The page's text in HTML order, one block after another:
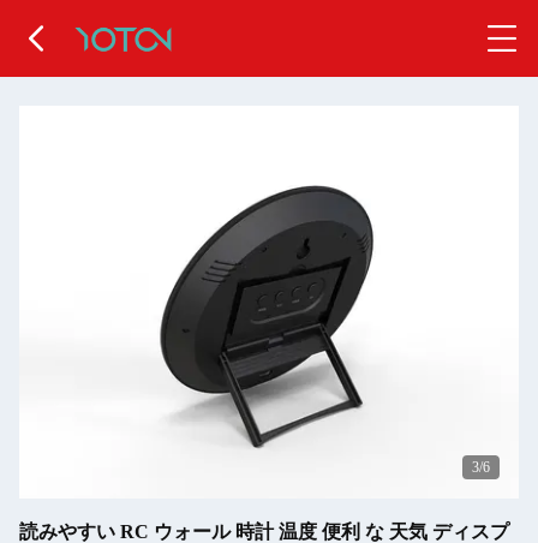
4/6
読みやすい RC ウォール 時計 温度 便利 な 天気 ディスプ